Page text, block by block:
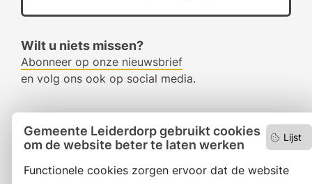
Lijst
Gemeente Leiderdorp gebruikt cookies
om de website beter te laten werken
Functionele cookies zorgen ervoor dat de website
Wilt u niets missen?
Abonneer op onze nieuwsbrief
en volg ons ook op social media.
Facebook